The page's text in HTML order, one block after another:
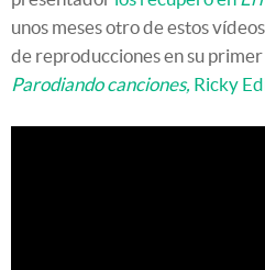
unos meses otro de estos
de reproducciones en su
Parodiando canciones, Ricky